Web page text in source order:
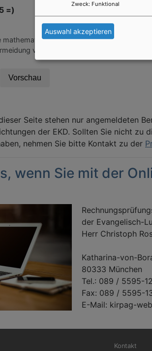
=)
mathematische Aufgabe und geben das
von Spam.
Seite stehen nur angemeldeten
der EKD. Sollten Sie nicht zu
nehmen Sie bitte Kontakt zu der
wenn Sie mit der
der Evangelisch-
Herr Christoph
Katharina-von-
80333 München
Tel.: 089 / 5595-
Fax: 089 / 5595-
E-Mail: kirpag-
Kontakt
Zweck: Funktional
Auswahl akzeptieren